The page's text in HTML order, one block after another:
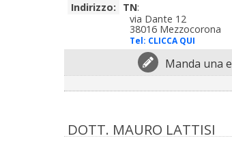
Indirizzo:
TN:
via Dante 12
38016 Mezzocorona
Tel: CLICCA QUI
Manda una
DOTT. MAURO LATTISI